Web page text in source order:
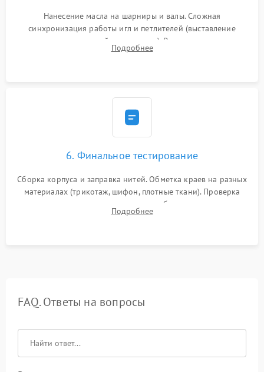
Нанесение масла на шарниры и валы. Сложная
синхронизация работы игл и петлителей (выставление
зазоров до сотых долей миллиметра). Регулировка прижима
ножей, ширины обметки и хода дифференциального
Подробнее
6. Финальное тестирование
Сборка корпуса и заправка нитей. Обметка краев на разных
материалах (трикотаж, шифон, плотные ткани). Проверка
ровности среза, эластичности шва, работы ролевого шва и
отсутствия стягивания или волнистости ткани.
Подробнее
FAQ. Ответы на вопросы